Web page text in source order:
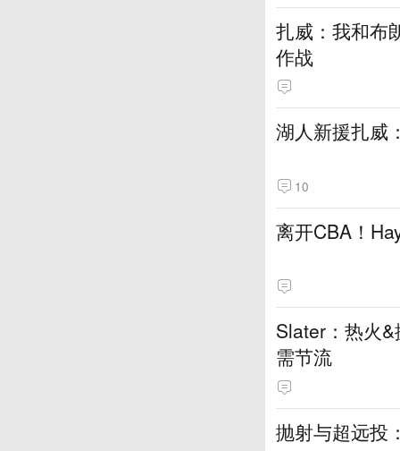
扎威：我和布
作战
湖人新援扎威
10
离开CBA！
Slater：热火
需节流
抛射与超远投